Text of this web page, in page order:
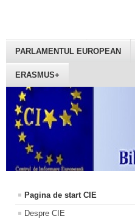
PARLAMENTUL EUROPEAN
ERASMUS+
Pagina de start CIE
Despre CIE